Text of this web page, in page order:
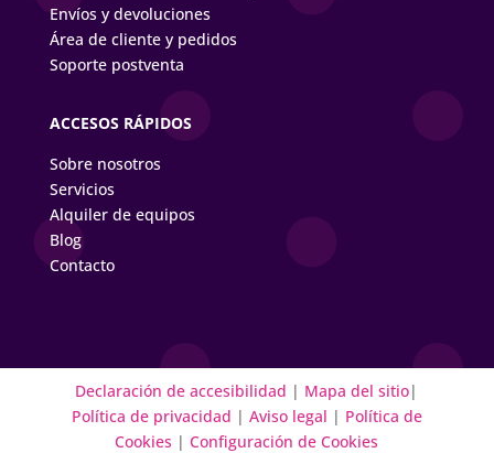
Envíos y devoluciones
Área de cliente y pedidos
Soporte postventa
ACCESOS RÁPIDOS
Sobre nosotros
Servicios
Alquiler de equipos
Blog
Contacto
Declaración de accesibilidad | Mapa del sitio|
Política de privacidad | Aviso legal | Política de
Cookies |Configuración de Cookies